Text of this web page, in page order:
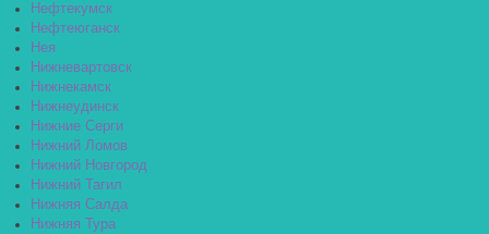
Нефтекумск
Нефтеюганск
Нея
Нижневартовск
Нижнекамск
Нижнеудинск
Нижние Серги
Нижний Ломов
Нижний Новгород
Нижний Тагил
Нижняя Салда
Нижняя Тура